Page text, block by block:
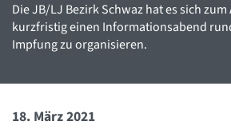
Die JB/LJ Bezirk Schwaz hat es sich
kurzfristig einen Informationsabend
Impfung zu organisieren.
18. März 2021